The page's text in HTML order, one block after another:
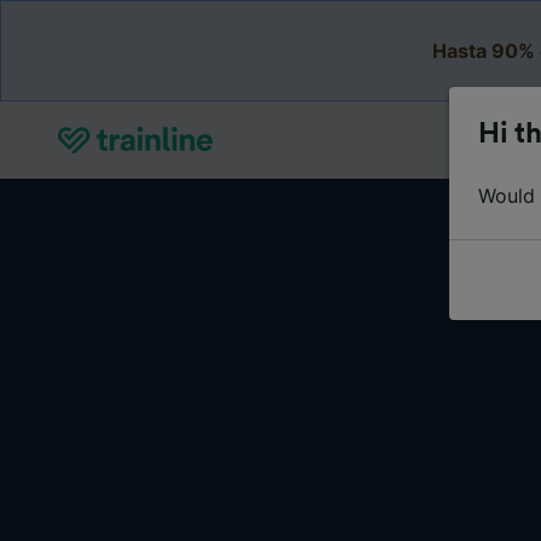
Hasta
Hi